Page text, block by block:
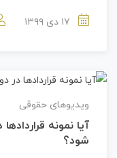
۱۷ دی ۱۳۹۹
ویدیوهای حقوقی
آیا نمونه
شود؟